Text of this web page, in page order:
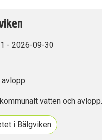
- 2026-09-30
avlopp
vatten och avlopp.
i Bälgviken